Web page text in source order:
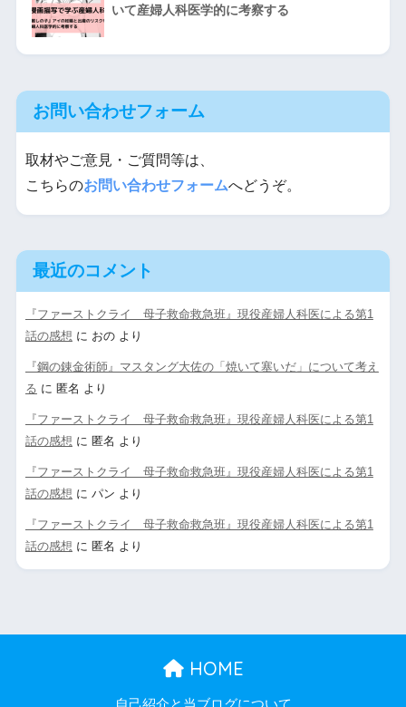
いて産婦人科医学的に考察する
お問い合わせフォーム
取材やご意見・ご質問等は、
こちらのお問い合わせフォームへどうぞ。
最近のコメント
『ファーストクライ 母子救命救急班』現役産婦人科医による第1
話の感想 に おのより
『鋼の錬金術師』マスタング大佐の「焼いて塞いだ」について考え
る に 匿名 より
『ファーストクライ 母子救命救急班』現役産婦人科医による第1
話の感想 に 匿名 より
『ファーストクライ 母子救命救急班』現役産婦人科医による第1
話の感想 に パン より
『ファーストクライ 母子救命救急班』現役産婦人科医による第1
話の感想 に 匿名 より
HOME